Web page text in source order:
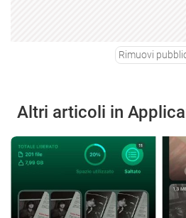
Rimuovi
Altri articoli in